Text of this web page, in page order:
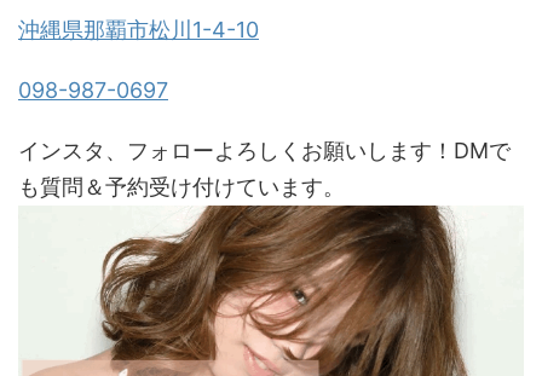
沖縄県那覇市松川1-4-10
098-987-0697
インスタ、フォローよろしくお願いします！DMで
も質問＆予約受け付けています。